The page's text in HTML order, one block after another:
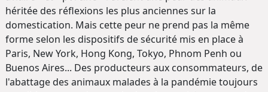
héritée des réflexions les plus anciennes sur la
domestication. Mais cette peur ne prend pas la même
forme selon les dispositifs de sécurité mis en place à
Paris, New York, Hong Kong, Tokyo, Phnom Penh ou
Buenos Aires... Des producteurs aux consommateurs, de
l'abattage des animaux malades à la pandémie toujours